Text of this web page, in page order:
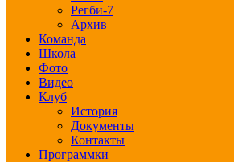
Регби-7
Архив
Команда
Школа
Фото
Видео
Клуб
История
Документы
Контакты
Программки